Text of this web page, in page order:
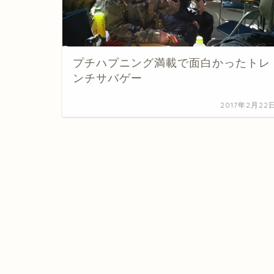
プチハプニング満載で面白かったトレ
ンチサバゲー
2017年2月22